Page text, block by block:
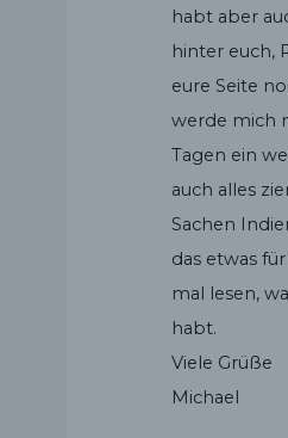
habt aber
hinter euch,
eure Seite
werde mich
Tagen ein
auch alles
Sachen
das etwas
mal lesen,
habt.
Viele Grüße
Michael